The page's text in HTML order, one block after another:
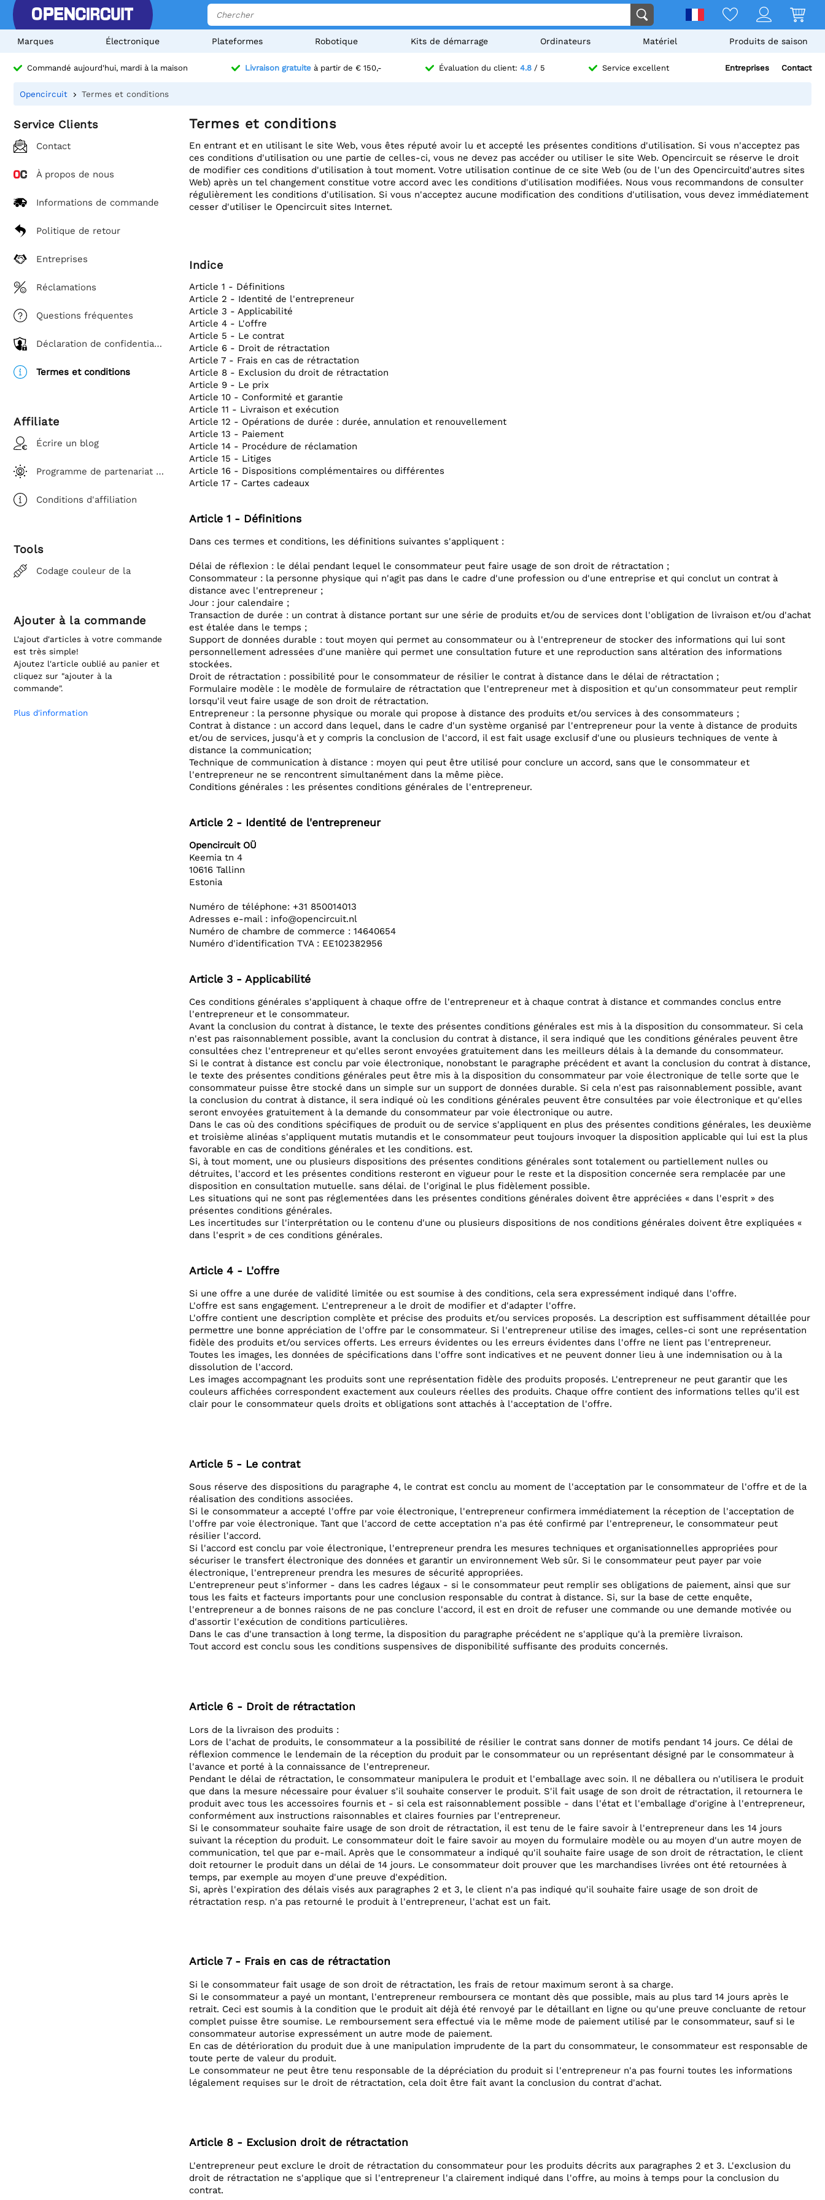
Marques Électronique Plateformes Robotique Kits de démarrage Ordinateurs Matériel Produits de saison
Commandé aujourd'hui, mardi à la maison Livraison gratuite à partir de € 150,- Évaluation du client: 4.8 / 5 Service excellent Entreprises Contact
Opencircuit Termes et conditions
Service Clients
Contact
À propos de nous
Informations de commande
Politique de retour
Entreprises
Réclamations
Questions fréquentes
Déclaration de confidentialité
Termes et conditions
Affiliate
Écrire un blog
Programme de partenariat affilié
Conditions d'affiliation
Tools
Codage couleur de la
Ajouter à la commande
L'ajout d'articles à votre commande
est très simple!
Ajoutez l'article oublié au panier et
cliquez sur "ajouter à la
commande".
Plus d'information
Termes et conditions
En entrant et en utilisant le site Web, vous êtes réputé avoir lu et accepté les présentes conditions d'utilisation. Si vous n'acceptez pas
ces conditions d'utilisation ou une partie de celles-ci, vous ne devez pas accéder ou utiliser le site Web. Opencircuit se réserve le droit
de modifier ces conditions d'utilisation à tout moment. Votre utilisation continue de ce site Web (ou de l'un des Opencircuitd'autres sites
Web) après un tel changement constitue votre accord avec les conditions d'utilisation modifiées. Nous vous recommandons de consulter
régulièrement les conditions d'utilisation. Si vous n'acceptez aucune modification des conditions d'utilisation, vous devez immédiatement
cesser d'utiliser le Opencircuit sites Internet.
Indice
Article 1 - Définitions
Article 2 - Identité de l'entrepreneur
Article 3 - Applicabilité
Article 4 - L'offre
Article 5 - Le contrat
Article 6 - Droit de rétractation
Article 7 - Frais en cas de rétractation
Article 8 - Exclusion du droit de rétractation
Article 9 - Le prix
Article 10 - Conformité et garantie
Article 11 - Livraison et exécution
Article 12 - Opérations de durée : durée, annulation et renouvellement
Article 13 - Paiement
Article 14 - Procédure de réclamation
Article 15 - Litiges
Article 16 - Dispositions complémentaires ou différentes
Article 17 - Cartes cadeaux
Article 1 - Définitions
Dans ces termes et conditions, les définitions suivantes s'appliquent :
Délai de réflexion : le délai pendant lequel le consommateur peut faire usage de son droit de rétractation ;
Consommateur : la personne physique qui n'agit pas dans le cadre d'une profession ou d'une entreprise et qui conclut un contrat à
distance avec l'entrepreneur ;
Jour : jour calendaire ;
Transaction de durée : un contrat à distance portant sur une série de produits et/ou de services dont l'obligation de livraison et/ou d'achat
est étalée dans le temps ;
Support de données durable : tout moyen qui permet au consommateur ou à l'entrepreneur de stocker des informations qui lui sont
personnellement adressées d'une manière qui permet une consultation future et une reproduction sans altération des informations
stockées.
Droit de rétractation : possibilité pour le consommateur de résilier le contrat à distance dans le délai de rétractation ;
Formulaire modèle : le modèle de formulaire de rétractation que l'entrepreneur met à disposition et qu'un consommateur peut remplir
lorsqu'il veut faire usage de son droit de rétractation.
Entrepreneur : la personne physique ou morale qui propose à distance des produits et/ou services à des consommateurs ;
Contrat à distance : un accord dans lequel, dans le cadre d'un système organisé par l'entrepreneur pour la vente à distance de produits
et/ou de services, jusqu'à et y compris la conclusion de l'accord, il est fait usage exclusif d'une ou plusieurs techniques de vente à
distance la communication;
Technique de communication à distance : moyen qui peut être utilisé pour conclure un accord, sans que le consommateur et
l'entrepreneur ne se rencontrent simultanément dans la même pièce.
Conditions générales : les présentes conditions générales de l'entrepreneur.
Article 2 - Identité de l'entrepreneur
Opencircuit OÜ
Keemia tn 4
10616 Tallinn
Estonia
Numéro de téléphone: +31 850014013
Adresses e-mail : info@opencircuit.nl
Numéro de chambre de commerce : 14640654
Numéro d'identification TVA : EE102382956
Article 3 - Applicabilité
Ces conditions générales s'appliquent à chaque offre de l'entrepreneur et à chaque contrat à distance et commandes conclus entre
l'entrepreneur et le consommateur.
Avant la conclusion du contrat à distance, le texte des présentes conditions générales est mis à la disposition du consommateur. Si cela
n'est pas raisonnablement possible, avant la conclusion du contrat à distance, il sera indiqué que les conditions générales peuvent être
consultées chez l'entrepreneur et qu'elles seront envoyées gratuitement dans les meilleurs délais à la demande du consommateur.
Si le contrat à distance est conclu par voie électronique, nonobstant le paragraphe précédent et avant la conclusion du contrat à distance,
le texte des présentes conditions générales peut être mis à la disposition du consommateur par voie électronique de telle sorte que le
consommateur puisse être stocké dans un simple sur un support de données durable. Si cela n'est pas raisonnablement possible, avant
la conclusion du contrat à distance, il sera indiqué où les conditions générales peuvent être consultées par voie électronique et qu'elles
seront envoyées gratuitement à la demande du consommateur par voie électronique ou autre.
Dans le cas où des conditions spécifiques de produit ou de service s'appliquent en plus des présentes conditions générales, les deuxième
et troisième alinéas s'appliquent mutatis mutandis et le consommateur peut toujours invoquer la disposition applicable qui lui est la plus
favorable en cas de conditions générales et les conditions. est.
Si, à tout moment, une ou plusieurs dispositions des présentes conditions générales sont totalement ou partiellement nulles ou
détruites, l'accord et les présentes conditions resteront en vigueur pour le reste et la disposition concernée sera remplacée par une
disposition en consultation mutuelle. sans délai. de l'original le plus fidèlement possible.
Les situations qui ne sont pas réglementées dans les présentes conditions générales doivent être appréciées « dans l'esprit » des
présentes conditions générales.
Les incertitudes sur l'interprétation ou le contenu d'une ou plusieurs dispositions de nos conditions générales doivent être expliquées «
dans l'esprit » de ces conditions générales.
Article 4 - L'offre
Si une offre a une durée de validité limitée ou est soumise à des conditions, cela sera expressément indiqué dans l'offre.
L'offre est sans engagement. L'entrepreneur a le droit de modifier et d'adapter l'offre.
L'offre contient une description complète et précise des produits et/ou services proposés. La description est suffisamment détaillée pour
permettre une bonne appréciation de l'offre par le consommateur. Si l'entrepreneur utilise des images, celles-ci sont une représentation
fidèle des produits et/ou services offerts. Les erreurs évidentes ou les erreurs évidentes dans l'offre ne lient pas l'entrepreneur.
Toutes les images, les données de spécifications dans l'offre sont indicatives et ne peuvent donner lieu à une indemnisation ou à la
dissolution de l'accord.
Les images accompagnant les produits sont une représentation fidèle des produits proposés. L'entrepreneur ne peut garantir que les
couleurs affichées correspondent exactement aux couleurs réelles des produits. Chaque offre contient des informations telles qu'il est
clair pour le consommateur quels droits et obligations sont attachés à l'acceptation de l'offre.
Article 5 - Le contrat
Sous réserve des dispositions du paragraphe 4, le contrat est conclu au moment de l'acceptation par le consommateur de l'offre et de la
réalisation des conditions associées.
Si le consommateur a accepté l'offre par voie électronique, l'entrepreneur confirmera immédiatement la réception de l'acceptation de
l'offre par voie électronique. Tant que l'accord de cette acceptation n'a pas été confirmé par l'entrepreneur, le consommateur peut
résilier l'accord.
Si l'accord est conclu par voie électronique, l'entrepreneur prendra les mesures techniques et organisationnelles appropriées pour
sécuriser le transfert électronique des données et garantir un environnement Web sûr. Si le consommateur peut payer par voie
électronique, l'entrepreneur prendra les mesures de sécurité appropriées.
L'entrepreneur peut s'informer - dans les cadres légaux - si le consommateur peut remplir ses obligations de paiement, ainsi que sur
tous les faits et facteurs importants pour une conclusion responsable du contrat à distance. Si, sur la base de cette enquête,
l'entrepreneur a de bonnes raisons de ne pas conclure l'accord, il est en droit de refuser une commande ou une demande motivée ou
d'assortir l'exécution de conditions particulières.
Dans le cas d'une transaction à long terme, la disposition du paragraphe précédent ne s'applique qu'à la première livraison.
Tout accord est conclu sous les conditions suspensives de disponibilité suffisante des produits concernés.
Article 6 - Droit de rétractation
Lors de la livraison des produits :
Lors de l'achat de produits, le consommateur a la possibilité de résilier le contrat sans donner de motifs pendant 14 jours. Ce délai de
réflexion commence le lendemain de la réception du produit par le consommateur ou un représentant désigné par le consommateur à
l'avance et porté à la connaissance de l'entrepreneur.
Pendant le délai de rétractation, le consommateur manipulera le produit et l'emballage avec soin. Il ne déballera ou n'utilisera le produit
que dans la mesure nécessaire pour évaluer s'il souhaite conserver le produit. S'il fait usage de son droit de rétractation, il retournera le
produit avec tous les accessoires fournis et - si cela est raisonnablement possible - dans l'état et l'emballage d'origine à l'entrepreneur,
conformément aux instructions raisonnables et claires fournies par l'entrepreneur.
Si le consommateur souhaite faire usage de son droit de rétractation, il est tenu de le faire savoir à l'entrepreneur dans les 14 jours
suivant la réception du produit. Le consommateur doit le faire savoir au moyen du formulaire modèle ou au moyen d'un autre moyen de
communication, tel que par e-mail. Après que le consommateur a indiqué qu'il souhaite faire usage de son droit de rétractation, le client
doit retourner le produit dans un délai de 14 jours. Le consommateur doit prouver que les marchandises livrées ont été retournées à
temps, par exemple au moyen d'une preuve d'expédition.
Si, après l'expiration des délais visés aux paragraphes 2 et 3, le client n'a pas indiqué qu'il souhaite faire usage de son droit de
rétractation resp. n'a pas retourné le produit à l'entrepreneur, l'achat est un fait.
Article 7 - Frais en cas de rétractation
Si le consommateur fait usage de son droit de rétractation, les frais de retour maximum seront à sa charge.
Si le consommateur a payé un montant, l'entrepreneur remboursera ce montant dès que possible, mais au plus tard 14 jours après le
retrait. Ceci est soumis à la condition que le produit ait déjà été renvoyé par le détaillant en ligne ou qu'une preuve concluante de retour
complet puisse être soumise. Le remboursement sera effectué via le même mode de paiement utilisé par le consommateur, sauf si le
consommateur autorise expressément un autre mode de paiement.
En cas de détérioration du produit due à une manipulation imprudente de la part du consommateur, le consommateur est responsable de
toute perte de valeur du produit.
Le consommateur ne peut être tenu responsable de la dépréciation du produit si l'entrepreneur n'a pas fourni toutes les informations
légalement requises sur le droit de rétractation, cela doit être fait avant la conclusion du contrat d'achat.
Article 8 - Exclusion droit de rétractation
L'entrepreneur peut exclure le droit de rétractation du consommateur pour les produits décrits aux paragraphes 2 et 3. L'exclusion du
droit de rétractation ne s'applique que si l'entrepreneur l'a clairement indiqué dans l'offre, au moins à temps pour la conclusion du
contrat.